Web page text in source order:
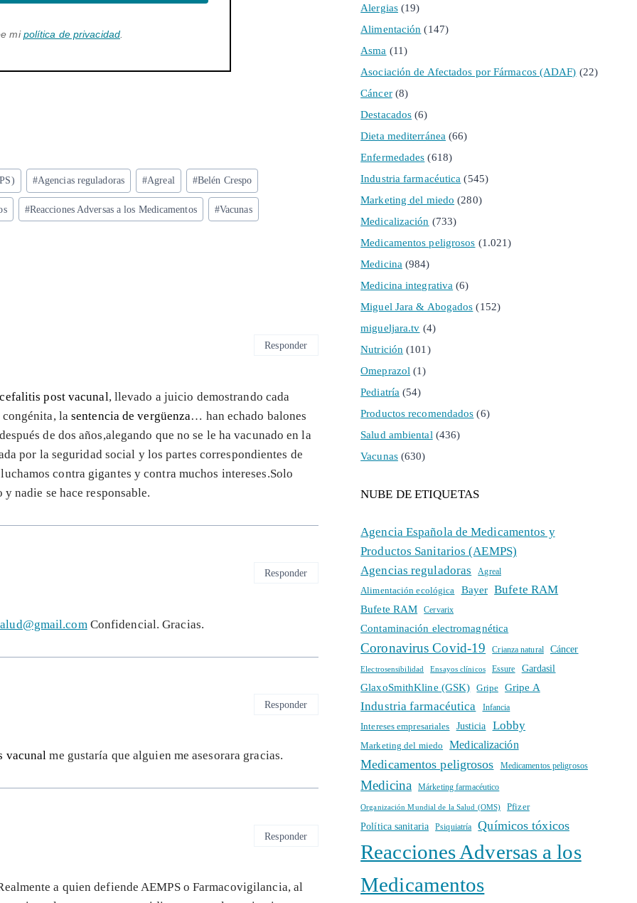
mipolítica de privacidad
#Agencias reguladoras #Agreal #Belén Crespo
#Reacciones Adversas a los Medicamentos #Vacunas
post vacunal, llevado a juicio demostrando cada
congénita, lasentencia de vergüenza… han echado balones
de dos años,alegando que no se le ha vacunado en la
por la seguridad social y los partes correspondientes de
contra gigantes y contra muchos intereses.Solo
nadie se hace responsable.
Responder
Confidencial. Gracias.
Responder
vacunal me gustaría que alguien me asesorara gracias.
Responder
a quien defiende AEMPS o Farmacovigilancia, al
Responder
Alergias(19)
Alimentación (147)
Asma (11)
Asociación de Afectados por Fármacos (ADAF) (22)
Cáncer(8)
Destacados (6)
Dieta mediterránea (66)
Enfermedades (618)
Industria farmacéutica (545)
Marketing del miedo (280)
Medicalización (733)
Medicamentos peligrosos (1.021)
Medicina (984)
Medicina integrativa (6)
Miguel Jara & Abogados (152)
migueljara.tv (4)
Nutrición (101)
Omeprazol (1)
Pediatría (54)
Productos recomendados (6)
Salud ambiental (436)
Vacunas(630)
NUBE DE ETIQUETAS
Agencia Española de Medicamentos y
Productos Sanitarios (AEMPS)
Agencias reguladoras
Agreal
Alimentación ecológica Bayer Bufete RAM
Bufete RAM Cervarix
Contaminación electromagnética
Coronavirus Covid-19 Crianza natural Cáncer
Electrosensibilidad Ensayos clínicos Essure Gardasil
GlaxoSmithKline (GSK) Gripe Gripe A
Industria farmacéutica Infancia
Intereses empresariales Justicia Lobby
Marketing del miedo Medicalización
Medicamentos peligrosos Medicamentos peligrosos
Medicina Márketing farmacéutico
Organización Mundial de la Salud (OMS) Pfizer
Política sanitaria Psiquiatría Químicos tóxicos
Reacciones Adversas a los
Medicamentos